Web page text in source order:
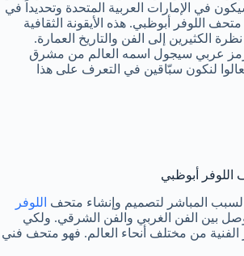
في الإمارات العربية المتحدة وتحديداً في
اللوفر أبوظبي. هذه الأيقونة الثقافية
الكثيرين إلى الفن والتاريخ العمارة.
رمز عربي سيجول اسمه العالم من مشرق
لنكون سبّاقين في التعرف على هذا
أبوظبي
المباشر لتصميم وإنشاء متحف اللوفر
بين الفن الغربي والفن الشرقي. ولكي
الفنية من مختلف أنحاء العالم. فهو متحف فني